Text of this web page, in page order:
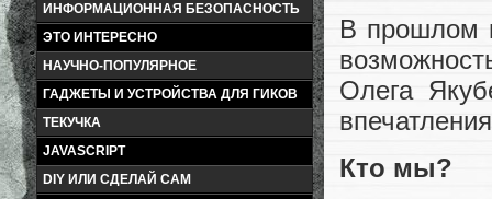
ИНФОРМАЦИОННАЯ БЕЗОПАСНОСТЬ
ЭТО ИНТЕРЕСНО
НАУЧНО-ПОПУЛЯРНОЕ
ГАДЖЕТЫ И УСТРОЙСТВА ДЛЯ ГИКОВ
ТЕКУЧКА
JAVASCRIPT
DIY ИЛИ СДЕЛАЙ САМ
В прошлом
Олега
Кто мы?